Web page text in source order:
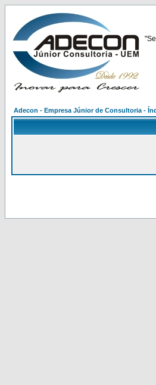
Adecon - Empresa Júnior de Consultoria -